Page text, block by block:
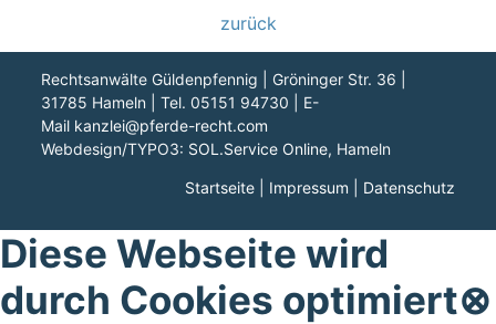
zurück
Rechtsanwälte Güldenpfennig | Gröninger Str. 36 |
31785 Hameln | Tel. 05151 94730 | E-
Mail kanzlei@pferde-recht.com
Webdesign/TYPO3: SOL.Service Online, Hameln
Startseite| Impressum Datenschutz
Diese Webseite wird
durch Cookies optimiert⊗